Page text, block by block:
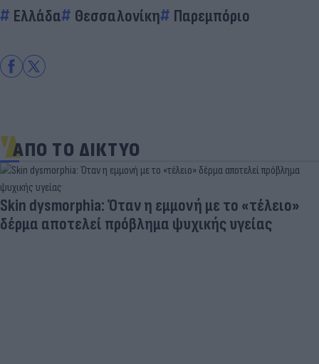
Ελλάδα Θεσσαλονίκη Παρεμπόριο
ΑΠΟ ΤΟ ΔΙΚΤΥΟ
Skin dysmorphia: Όταν η εμμονή με το «τέλειο»
δέρμα αποτελεί πρόβλημα ψυχικής υγείας